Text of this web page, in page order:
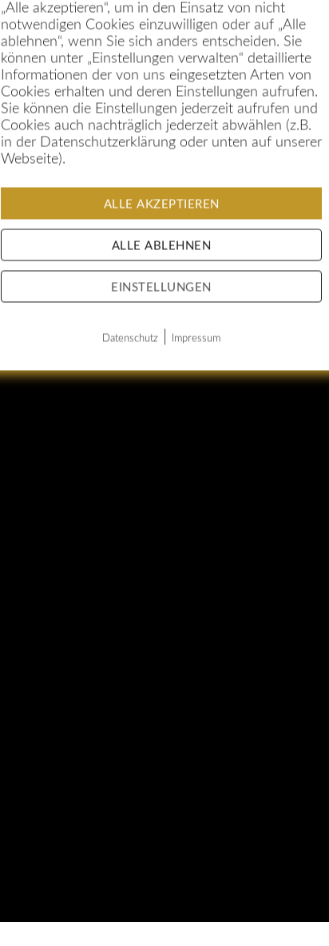
house
„Alle akzeptieren“, um in den Einsatz von nicht
notwendigen Cookies einzuwilligen oder auf „Alle
ablehnen“, wenn Sie sich anders entscheiden. Sie
können unter „Einstellungen verwalten“ detaillierte
Informationen der von uns eingesetzten Arten von
Cookies erhalten und deren Einstellungen aufrufen.
Sie können die Einstellungen jederzeit aufrufen und
Cookies auch nachträglich jederzeit abwählen (z.B.
in der Datenschutzerklärung oder unten auf unserer
Webseite).
ALLE AKZEPTIEREN
ALLE ABLEHNEN
EINSTELLUNGEN
Datenschutz Impressum